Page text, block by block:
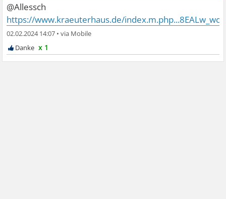
@Allessch
https://www.kraeuterhaus.de/
02.02.2024 14:07 •
x 1